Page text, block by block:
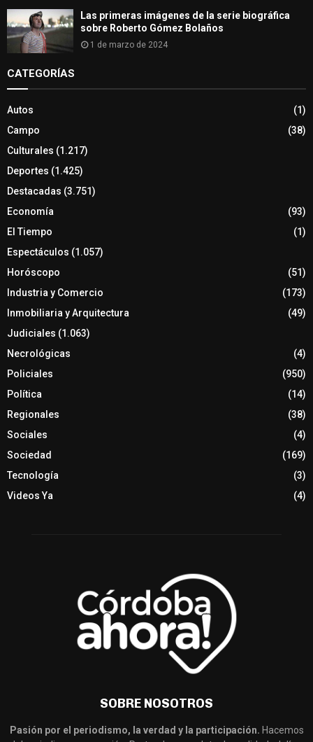
Las primeras imágenes de la serie biográfica
sobre Roberto Gómez Bolaños
1 de marzo de 2024
CATEGORÍAS
Autos
(1)
Campo
(38)
Culturales (1.217)
Deportes (1.425)
Destacadas (3.751)
Economía
(93)
El Tiempo
(1)
Espectáculos (1.057)
Horóscopo
(51)
Industria y Comercio
(173)
Inmobiliaria y Arquitectura
(49)
Judiciales (1.063)
Necrológicas
(4)
Policiales
(950)
Política
(14)
Regionales
(38)
Sociales
(4)
Sociedad
(169)
Tecnología
(3)
Videos Ya
(4)
SOBRE NOSOTROS
Pasión por el periodismo, la verdad y la participación. Hacemos